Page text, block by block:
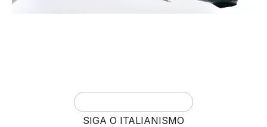
SIGA O ITALIANISMO